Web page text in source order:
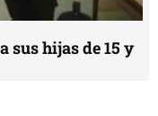
sus hijas de 15 y